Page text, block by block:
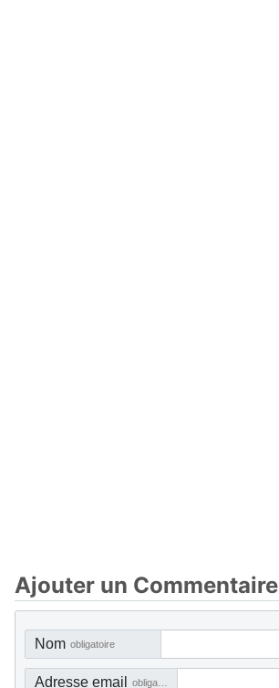
Ajouter un Commentaire
Nom obligatoire
Adresse email